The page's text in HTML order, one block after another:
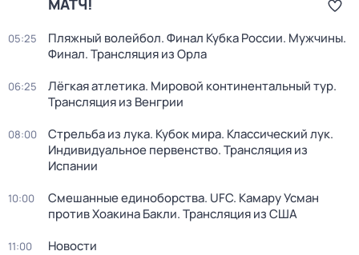
МАТЧ!
05:25
Пляжный волейбол. Финал Кубка России. Мужчины.
Финал. Трансляция из Орла
06:25
Лёгкая атлетика. Мировой континентальный тур.
Трансляция из Венгрии
08:00
Стрельба из лука. Кубок мира. Классический лук.
Индивидуальное первенство. Трансляция из
Испании
10:00
Смешанные единоборства. UFC. Камару Усман
против Хоакина Бакли. Трансляция из США
11:00 Новости